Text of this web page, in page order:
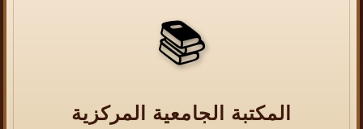
📚
المكتبة الجامعية المركزية